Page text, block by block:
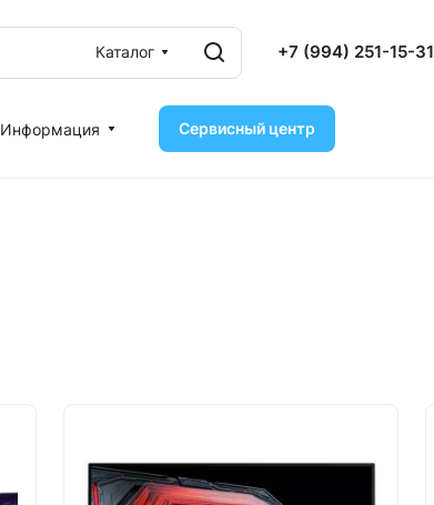
Каталог +7 (994) 251-15-31
Информация Сервисный центр